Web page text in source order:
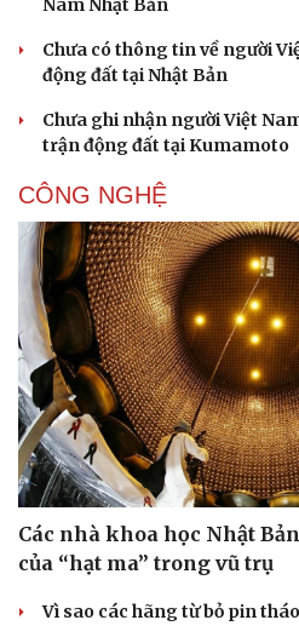
Nam Nhật Bản
Chưa có thông tin về người
động đất tại Nhật Bản
Chưa ghi nhận người Việt
trận động đất tại Kumamoto
CÔNG NGHỆ
Các nhà khoa học Nhật
của “hạt ma” trong vũ trụ
Vì sao các hãng từ bỏ pin